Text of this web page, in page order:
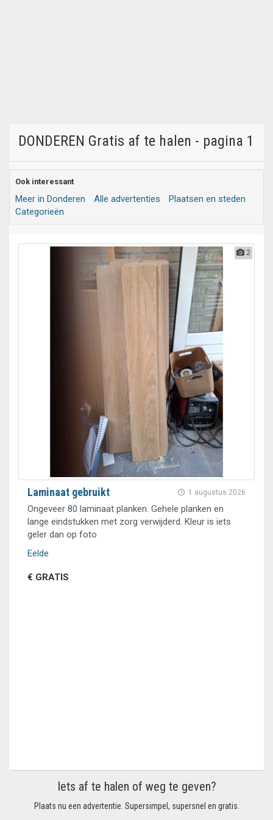
DONDEREN Gratis af te halen - pagina 1
Ook interessant
Meer in Donderen Alle advertenties
Plaatsen en steden
Categorieën
2
1 augustus 2026
Laminaat gebruikt
Ongeveer 80 laminaat planken. Gehele planken en
lange eindstukken met zorg verwijderd. Kleur is iets
geler dan op foto
Eelde
€ GRATIS
Iets af te halen of weg te geven?
Plaats nu een advertentie. Supersimpel, supersnel en gratis.